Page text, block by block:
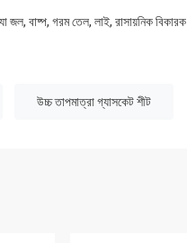
জল, বাষ্প, গরম তেল, লাই, রাসায়নিক
উচ্চ তাপমাত্রা গ্যাসকেট শীট